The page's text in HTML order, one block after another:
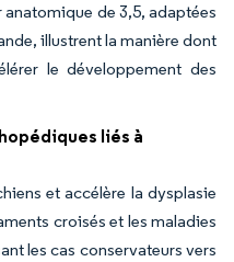
de 3,5, adaptées
illustrent la manière dont
le développement des
liés à
et accélère la dysplasie
croisés et les maladies
les cas conservateurs vers